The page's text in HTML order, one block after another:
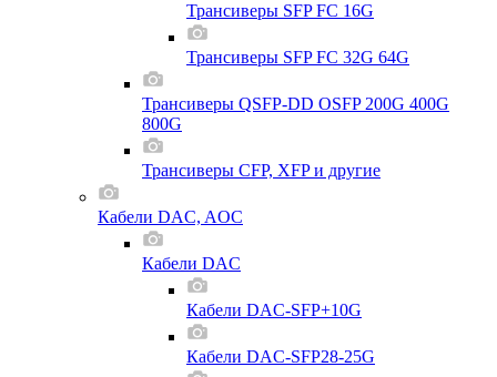
Трансиверы SFP FC 16G
Трансиверы SFP FC 32G 64G
Трансиверы QSFP-DD OSFP 200G 400G
800G
Трансиверы CFP, XFP и другие
Кабели DAC, AOC
Кабели DAC
Кабели DAC-SFP+10G
Кабели DAC-SFP28-25G